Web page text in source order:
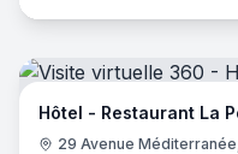
Hôtel - Restaurant La
29 Avenue